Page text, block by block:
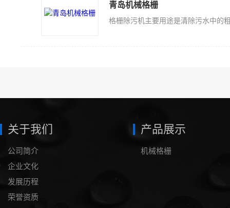
青岛机械格栅
关于我们
公司简介
企业文化
发展历程
荣誉资质
产品展示
机械格栅